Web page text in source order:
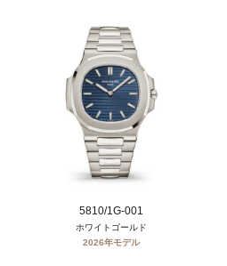
5810/1G-001
ホワイトゴールド
2026年モデル